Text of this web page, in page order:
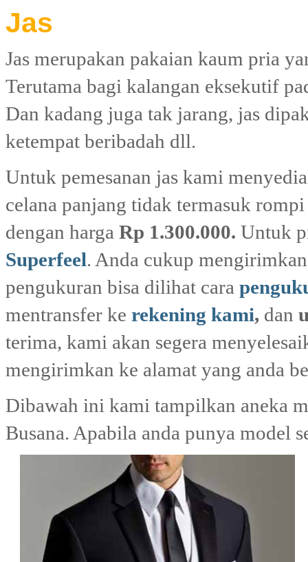
Jas
Jas merupakan pakaian kaum pria
Terutama bagi kalangan eksekutif
Dan kadang juga tak jarang, jas
ketempat beribadah dll.
Untuk pemesanan jas kami
celana panjang tidak termasuk
dengan harga Rp 1.300.000. Untuk
Superfeel. Anda cukup
pengukuran bisa dilihat cara
mentransfer ke rekening kami, dan
terima, kami akan segera
mengirimkan ke alamat yang anda
Dibawah ini kami tampilkan aneka
Busana. Apabila anda punya model